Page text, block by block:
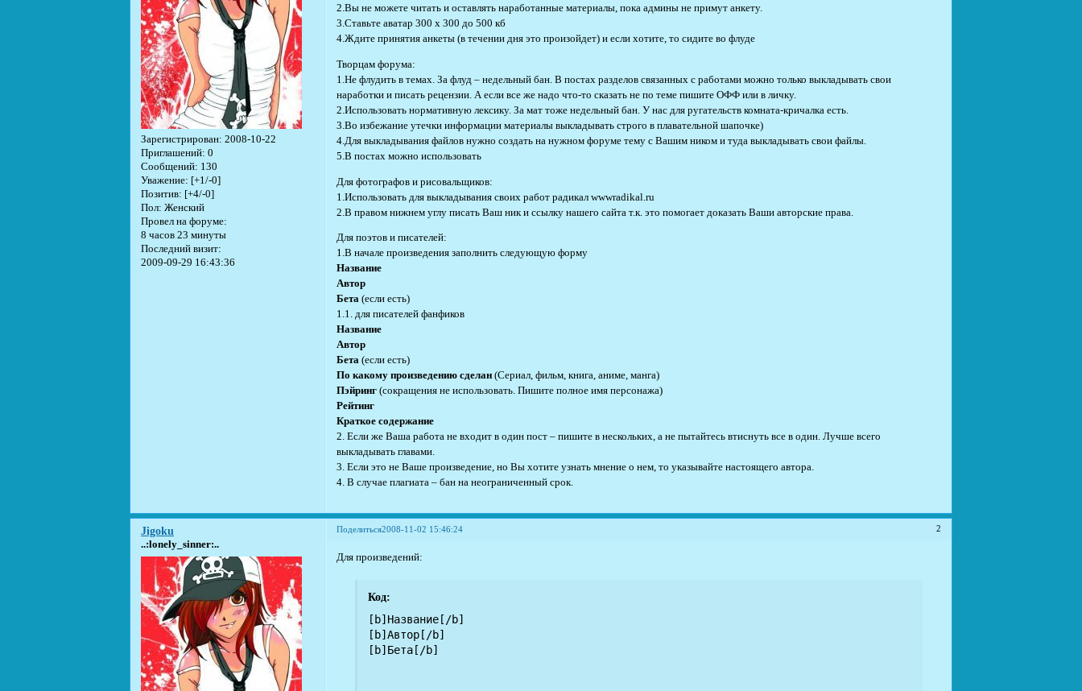
Зарегистрирован: 2008-10-22
Приглашений: 0
Сообщений: 130
Уважение: [+1/-0]
Позитив: [+4/-0]
Пол: Женский
Провел на форуме:
8 часов 23 минуты
Последний визит:
2009-09-29 16:43:36
2.Вы не можете читать и оставлять наработанные материалы, пока админы не примут анкету.
3.Ставьте аватар 300 x 300 до 500 кб
4.Ждите принятия анкеты (в течении дня это произойдет) и если хотите, то сидите во флуде
Творцам форума:
1.Не флудить в темах. За флуд – недельный бан. В постах разделов связанных с работами можно только выкладывать свои
наработки и писать рецензии. А если все же надо что-то сказать не по теме пишите ОФФ или в личку.
2.Использовать нормативную лексику. За мат тоже недельный бан. У нас для ругательств комната-кричалка есть.
3.Во избежание утечки информации материалы выкладывать строго в плавательной шапочке)
4.Для выкладывания файлов нужно создать на нужном форуме тему с Вашим ником и туда выкладывать свои файлы.
5.В постах можно использовать
Для фотографов и рисовальщиков:
1.Использовать для выкладывания своих работ радикал wwwradikal.ru
2.В правом нижнем углу писать Ваш ник и ссылку нашего сайта т.к. это помогает доказать Ваши авторские права.
Для поэтов и писателей:
1.В начале произведения заполнить следующую форму
Название
Автор
Бета(если есть)
1.1. для писателей фанфиков
Название
Автор
Бета (если есть)
По какому произведению сделан (Сериал, фильм, книга, аниме, манга)
Пэйринг (сокращения не использовать. Пишите полное имя персонажа)
Рейтинг
Краткое содержание
2. Если же Ваша работа не входит в один пост – пишите в нескольких, а не пытайтесь втиснуть все в один. Лучше всего
выкладывать главами.
3. Если это не Ваше произведение, но Вы хотите узнать мнение о нем, то указывайте настоящего автора.
4. В случае плагиата – бан на неограниченный срок.
Поделиться 2
2008-11-02 15:46:24
Jigoku
..:lonely_sinner:..
Для произведений:
Код:
[b]Название[/b]
[b]Автор[/b]
[b]Бета[/b]